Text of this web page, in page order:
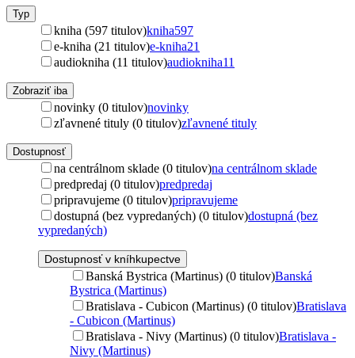
Typ
kniha (597 titulov)kniha597
e-kniha (21 titulov)e-kniha21
audiokniha (11 titulov)audiokniha11
Zobraziť iba
novinky (0 titulov)novinky
zľavnené tituly (0 titulov)zľavnené tituly
Dostupnosť
na centrálnom sklade (0 titulov)na centrálnom sklade
predpredaj (0 titulov)predpredaj
pripravujeme (0 titulov)pripravujeme
dostupná (bez vypredaných) (0 titulov)dostupná (bez
vypredaných)
Dostupnosť v kníhkupectve
Banská Bystrica (Martinus) (0 titulov)Banská
Bystrica (Martinus)
Bratislava - Cubicon (Martinus) (0 titulov)Bratislava
- Cubicon (Martinus)
Bratislava - Nivy (Martinus) (0 titulov)Bratislava -
Nivy (Martinus)